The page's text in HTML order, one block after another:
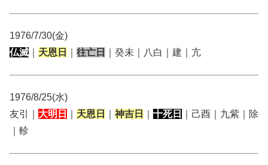
1976/7/30(金)
仏滅
天恩日 往亡日 ｜癸未｜八白｜建｜亢
1976/8/25(水)
友引｜ 大明日 天恩日 神吉日 十死日
｜己酉｜九紫｜除
｜軫